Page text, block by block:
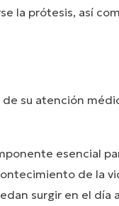
la prótesis, así
su atención
esencial
de la
surgir en el día